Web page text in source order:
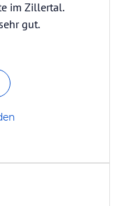
im Zillertal.
gut.